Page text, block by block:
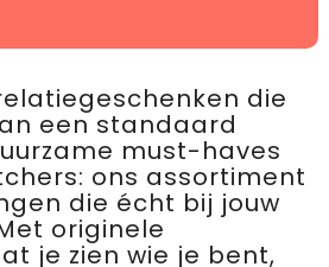
die
een standaard
must-haves
ons assortiment
die écht bij jouw
originele
je zien wie je bent,